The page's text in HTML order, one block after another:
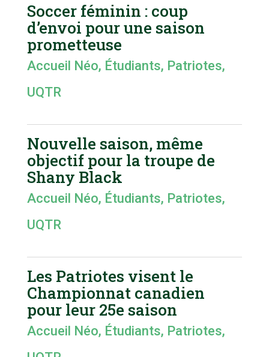
Soccer féminin : coup
d’envoi pour une saison
prometteuse
Accueil Néo, Étudiants, Patriotes,
UQTR
Nouvelle saison, même
objectif pour la troupe de
Shany Black
Accueil Néo, Étudiants, Patriotes,
UQTR
Les Patriotes visent le
Championnat canadien
pour leur 25e saison
Accueil Néo, Étudiants, Patriotes,